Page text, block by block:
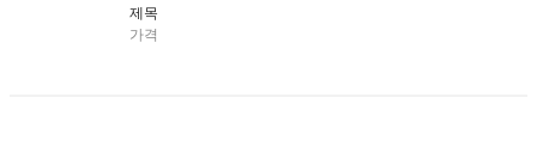
제목
가격